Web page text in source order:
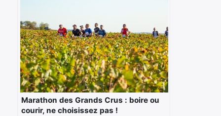
Marathon des Grands Crus : boire ou
courir, ne choisissez pas !